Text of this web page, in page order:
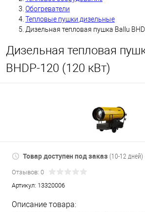
Обогреватели
Тепловые пушки дизельные
Дизельная тепловая пушка Ballu
Дизельная тепловая
BHDP-120 (120 кВт)
Товар доступен под заказ (10-12 дней)
Отзывов: 0
Артикул: 13320006
Описание товара: